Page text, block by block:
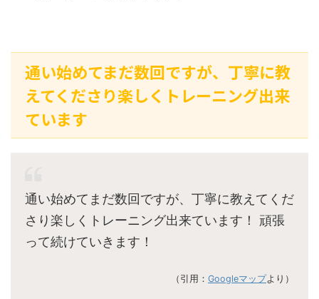
通い始めてまだ数回ですが、丁寧に教
えてくださり楽しくトレーニング出来
ています
通い始めてまだ数回ですが、丁寧に教えてくだ
さり楽しくトレーニング出来ています！ 頑張
って続けていきます！
（引用： Googleマップより）